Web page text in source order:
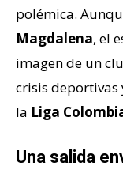
polémica.
Magdalena, el
imagen de un
crisis deportivas
la Liga
Una salida